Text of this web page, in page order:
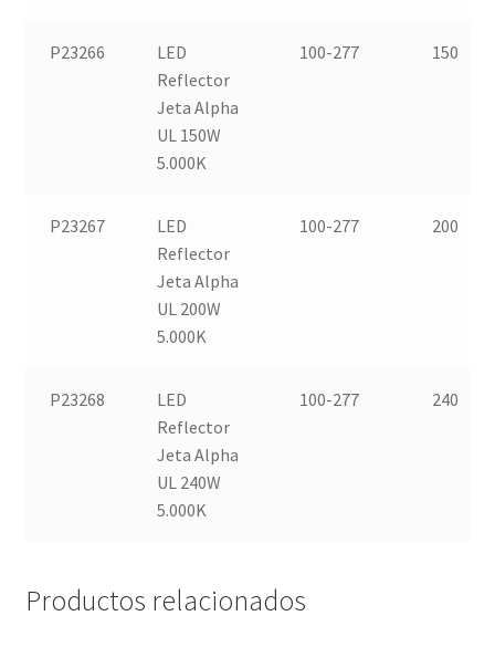
P23266
LED
Reflector
Jeta Alpha
UL 150W
5.000K
100-277 150
P23267
LED
Reflector
Jeta Alpha
UL 200W
5.000K
100-277 200
P23268
LED
Reflector
Jeta Alpha
UL 240W
5.000K
100-277 240
Productos relacionados